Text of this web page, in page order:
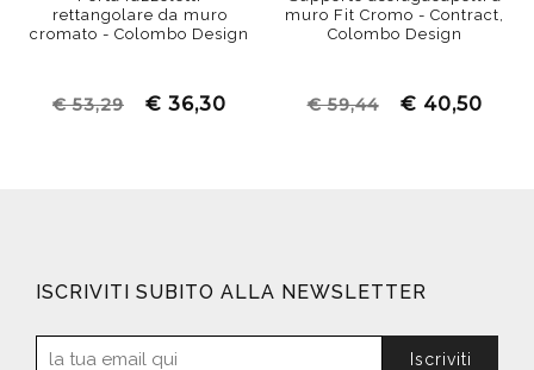
rettangolare da muro
cromato - Colombo Design
€ 53,29 € 36,30
muro Fit Cromo - Contract,
Colombo Design
€ 59,44 € 40,50
ISCRIVITI SUBITO ALLA NEWSLETTER
Iscriviti